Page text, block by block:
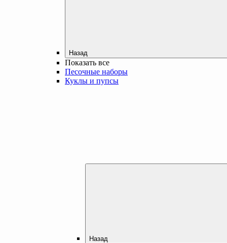
Назад
Показать все
Песочные наборы
Куклы и пупсы
Назад